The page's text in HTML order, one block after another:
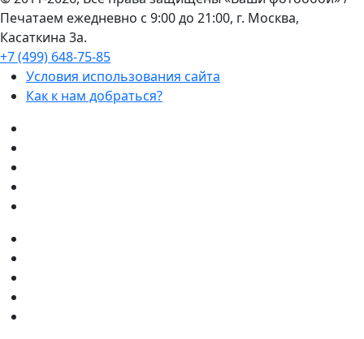
Печатаем ежедневно с 9:00 до 21:00, г. Москва,
Касаткина 3а.
+7 (499) 648-75-85
Условия использования сайта
Как к нам добраться?